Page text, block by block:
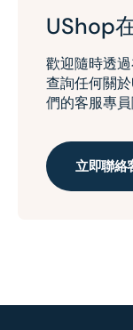
UShop
歡迎隨時透
查詢任何關
們的客服專員
立即聯絡